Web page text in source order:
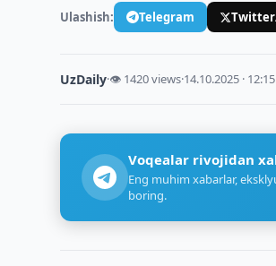
Ulashish: Telegram
UzDaily·👁 1420 views·14.10.2025 · 12:15
Voqealar rivojidan
Eng muhim xabarlar,
boring.